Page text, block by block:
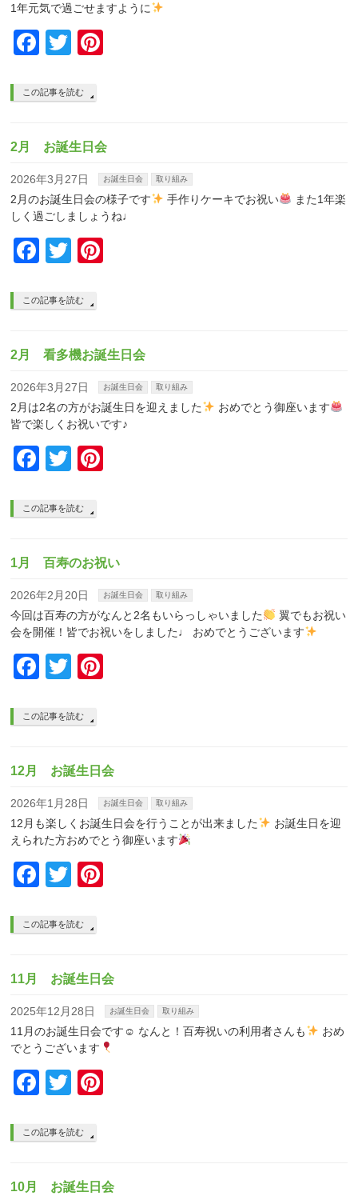
1年元気で過ごせますように
Facebook
Twitter
この記事を読む
2月 お誕生日会
2026年3月27日 お誕生日会 取り組み
2月のお誕生日会の様子です 手作りケーキでお祝い
また1年楽
しく過ごしましょうね♩
Facebook
Twitter
この記事を読む
2月 看多機お誕生日会
2026年3月27日 お誕生日会 取り組み
2月は2名の方がお誕生日を迎えました
おめでとう御座います
皆で楽しくお祝いです♪
Facebook
Twitter
この記事を読む
1月 百寿のお祝い
2026年2月20日 お誕生日会 取り組み
今回は百寿の方がなんと2名もいらっしゃいました
翼でもお祝い
会を開催！皆でお祝いをしました♩ おめでとうございます
Facebook
Twitter
この記事を読む
12月 お誕生日会
2026年1月28日 お誕生日会 取り組み
12月も楽しくお誕生日会を行うことが出来ました
お誕生日を迎
えられた方おめでとう御座います
Facebook
Twitter
この記事を読む
11月 お誕生日会
2025年12月28日 お誕生日会 取り組み
11月のお誕生日会です☺︎ なんと！百寿祝いの利用者さんも
おめ
でとうございます
Facebook
Twitter
この記事を読む
10月 お誕生日会